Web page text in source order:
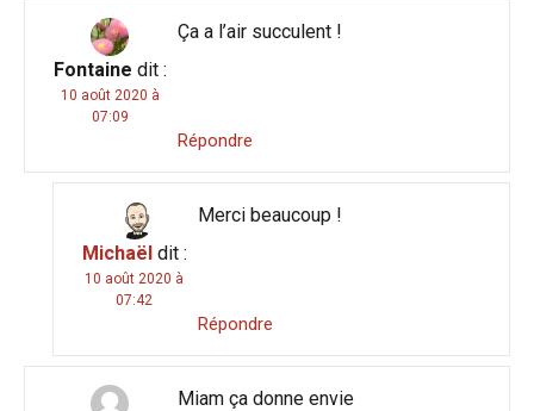
Fontaine dit :
10 août 2020 à
07:09
Ça a l’air succulent !
Répondre
Michaël dit :
10 août 2020 à
07:42
Merci beaucoup !
Répondre
Miam ça donne envie